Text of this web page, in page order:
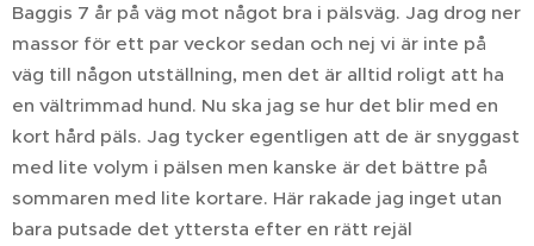
Baggis 7 år på väg mot något bra i pälsväg. Jag drog ner
massor för ett par veckor sedan och nej vi är inte på
väg till någon utställning, men det är alltid roligt att ha
en vältrimmad hund. Nu ska jag se hur det blir med en
kort hård päls. Jag tycker egentligen att de är snyggast
med lite volym i pälsen men kanske är det bättre på
sommaren med lite kortare. Här rakade jag inget utan
bara putsade det yttersta efter en rätt rejäl